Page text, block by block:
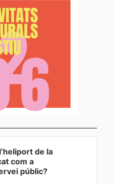
de la
com a
públic?